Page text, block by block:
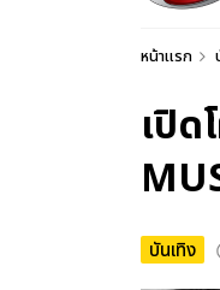
หน้าแรก
เปิด
บันเทิง